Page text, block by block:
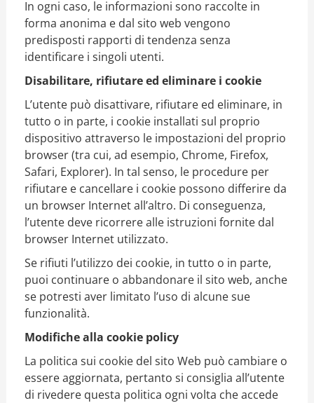
In ogni caso, le informazioni sono raccolte in
forma anonima e dal sito web vengono
predisposti rapporti di tendenza senza
identificare i singoli utenti.
Disabilitare, rifiutare ed eliminare i cookie
L’utente può disattivare, rifiutare ed eliminare, in
tutto o in parte, i cookie installati sul proprio
dispositivo attraverso le impostazioni del proprio
browser (tra cui, ad esempio, Chrome, Firefox,
Safari, Explorer). In tal senso, le procedure per
rifiutare e cancellare i cookie possono differire da
un browser Internet all’altro. Di conseguenza,
l’utente deve ricorrere alle istruzioni fornite dal
browser Internet utilizzato.
Se rifiuti l’utilizzo dei cookie, in tutto o in parte,
puoi continuare o abbandonare il sito web, anche
se potresti aver limitato l’uso di alcune sue
funzionalità.
Modifiche alla cookie policy
La politica sui cookie del sito Web può cambiare o
essere aggiornata, pertanto si consiglia all’utente
di rivedere questa politica ogni volta che accede